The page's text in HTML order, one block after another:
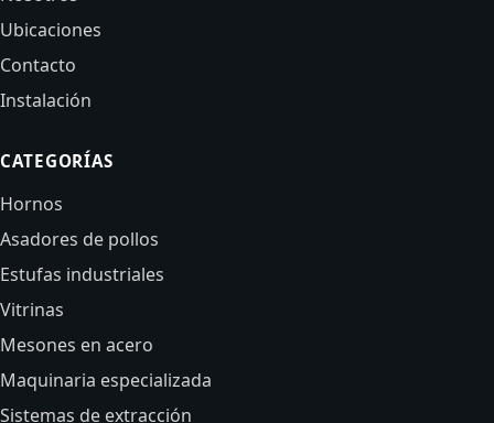
Ubicaciones
Contacto
Instalación
CATEGORÍAS
Hornos
Asadores de pollos
Estufas industriales
Vitrinas
Mesones en acero
Maquinaria especializada
Sistemas de extracción